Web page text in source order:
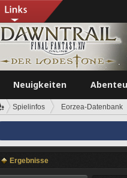
Neuigkeiten
Spielinfos Eorzea-Datenbank
Ergebnisse